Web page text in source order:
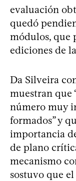
evaluación
quedó
módulos, que
ediciones de
Da Silveira
muestran que
número muy
formados” y
importancia
de plano
mecanismo
sostuvo que